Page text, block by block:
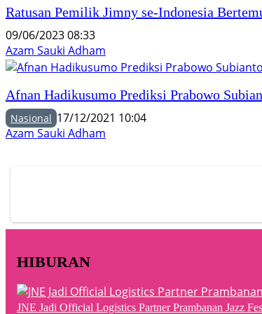
Ratusan Pemilik Jimny se-Indonesia
09/06/2023 08:33
Azam Sauki Adham
Afnan Hadikusumo Prediksi Prabowo
Nasional 17/12/2021 10:04
Azam Sauki Adham
HIBURAN
JNE Jadi Official Logistics Partner Prambanan Jazz